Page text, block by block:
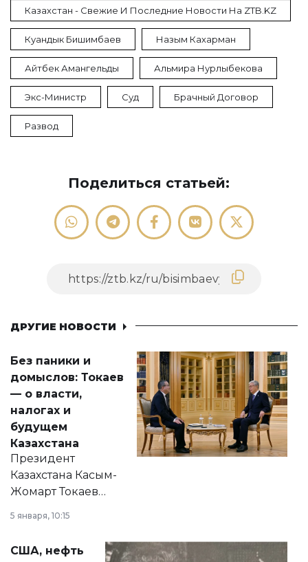
Казахстан - Свежие И Последние Новости На ZTB.KZ
Куандык Бишимбаев Назым Кахарман
Айтбек Амангельды Альмира Нурлыбекова
Экс-Министр Суд Брачный Договор
Развод
Поделиться статьей:
ДРУГИЕ НОВОСТИ
Без паники и
домыслов: Токаев
— о власти,
налогах и
будущем
Казахстана
Президент
Казахстана Касым-
Жомарт Токаев
сразу несколько
актуальных тем —
от слухов о
5 января, 10:15
США, нефть